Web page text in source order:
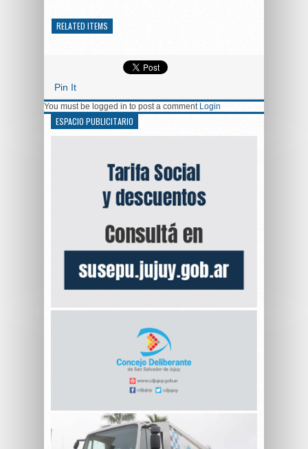
RELATED ITEMS
Pin It
You must be logged in to post a comment Login
ESPACIO PUBLICITARIO